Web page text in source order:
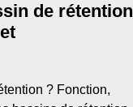
de rétention
? Fonction,